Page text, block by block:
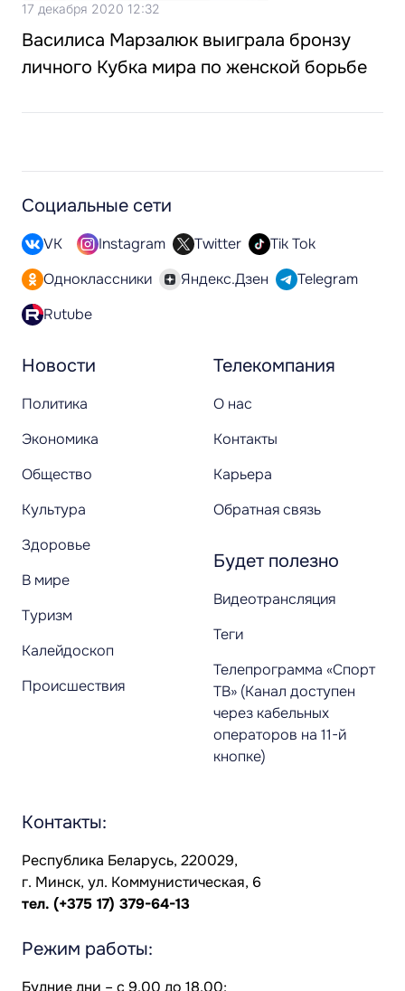
17 декабря 2020 12:32
Василиса Марзалюк выиграла бронзу
личного Кубка мира по женской борьбе
Новости
Политика
Экономика
Общество
Культура
Здоровье
В мире
Туризм
Калейдоскоп
Происшествия
Телекомпания
О нас
Контакты
Карьера
Обратная связь
Будет полезно
Видеотрансляция
Теги
Телепрограмма «Спорт
ТВ» (Канал доступен
через кабельных
операторов на 11-й
кнопке)
Социальные сети
VK Instagram Twitter
Tik Tok
Одноклассники
Яндекс.Дзен
Telegram
Rutube
Контакты:
Республика Беларусь, 220029,
г. Минск, ул. Коммунистическая, 6
тел. (+375 17) 379-64-13
Режим работы:
Будние дни – с 9.00 до 18.00;